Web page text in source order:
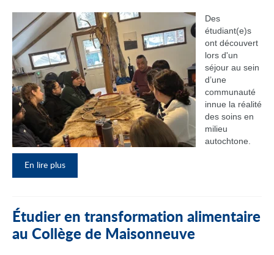
Des
étudiant(e)s
ont découvert
lors d'un
séjour au sein
d’une
communauté
innue la réalité
des soins en
milieu
autochtone.
En lire plus
Étudier en transformation alimentaire
au Collège de Maisonneuve